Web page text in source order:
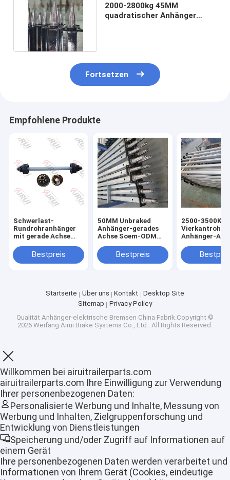
Startseite
Produkte
VR Show
2000-2800kg 45MM
quadratischer Anhänger
Fortsetzen
Empfohlene Produkte
Schwerlast-
Rundrohranhänger
mit gerade Achse
12,25 Zoll Bremsen
Bestpreis
50MM Unbraked
Anhänger-gerades
Achse Soem-ODM
AchseBestpreis
2500-3500Kg
Vierkantrohr-
Anhänger-
Startseite Über uns Kontakt
Desktop Site
Sitemap
Privacy Policy
Qualität Anhänger-elektrische Bremsen China Fabrik.Copyright ©
2026 Weifang Airui Brake Systems Co., Ltd.. All Rights Reserved.
Willkommen bei airuitrailerparts.com
airuitrailerparts.com Ihre Einwilligung zur Verwendung
Ihrer personenbezogenen Daten:
Personalisierte Werbung und Inhalte, Messung von
Werbung und Inhalten, Zielgruppenforschung und
Entwicklung von Dienstleistungen
Speicherung und/oder Zugriff auf Informationen auf
einem Gerät
Ihre personenbezogenen Daten werden verarbeitet und
Informationen von Ihrem Gerät (Cookies, eindeutige